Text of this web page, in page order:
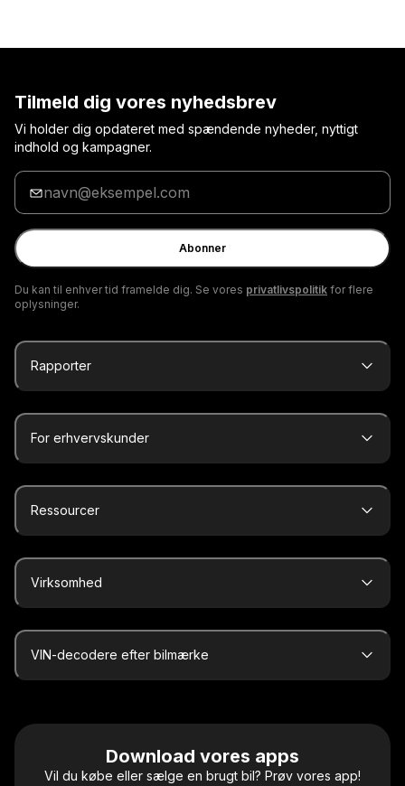
Tilmeld dig vores nyhedsbrev
Vi holder dig opdateret med spændende nyheder, nyttigt
indhold og kampagner.
Indtast
din
e-
mail
Abonner
Du kan til enhver tid framelde dig. Se vores privatlivspolitik for flere
oplysninger.
Rapporter
For erhvervskunder
Ressourcer
Virksomhed
VIN-decodere efter bilmærke
Download vores apps
Vil du købe eller sælge en brugt bil? Prøv vores app!